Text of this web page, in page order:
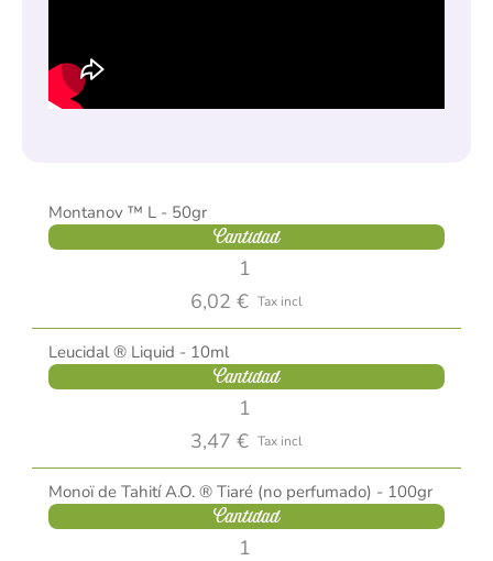
Montanov ™ L - 50gr
Cantidad
6,02 € Tax incl
Leucidal ® Liquid - 10ml
Cantidad
3,47 € Tax incl
Monoï de Tahití A.O. ® Tiaré (no perfumado) - 100gr
Cantidad